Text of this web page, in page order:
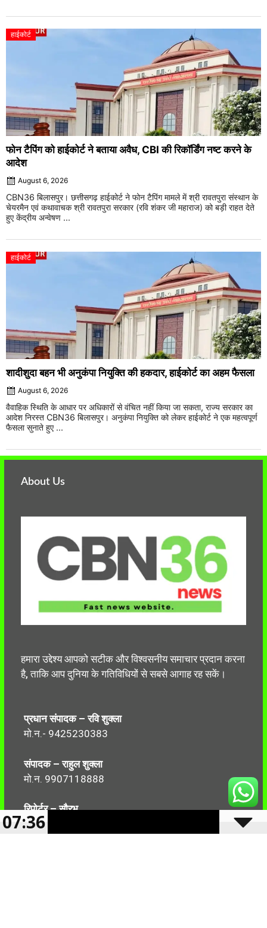
हाईकोर्ट
फोन टैपिंग को हाईकोर्ट ने बताया अवैध, CBI की रिकॉर्डिंग नष्ट करने के
आदेश
August 6, 2026
CBN36 बिलासपुर। छत्तीसगढ़ हाईकोर्ट ने फोन टैपिंग मामले में श्री रावतपुरा संस्थान के
चेयरमैन एवं कथावाचक श्री रावतपुरा सरकार (रवि शंकर जी महाराज) को बड़ी राहत देते
हुए केंद्रीय अन्वेषण ...
हाईकोर्ट
शादीशुदा बहन भी अनुकंपा नियुक्ति की हकदार, हाईकोर्ट का अहम फैसला
August 6, 2026
वैवाहिक स्थिति के आधार पर अधिकारों से वंचित नहीं किया जा सकता, राज्य सरकार का
आदेश निरस्त CBN36 बिलासपुर। अनुकंपा नियुक्ति को लेकर हाईकोर्ट ने एक महत्वपूर्ण
फैसला सुनाते हुए ...
About Us
हमारा उद्देश्य आपको सटीक और विश्वसनीय समाचार प्रदान करना
है, ताकि आप दुनिया के गतिविधियों से सबसे आगाह रह सकें।
प्रधान संपादक – रवि शुक्ला
मो.न.- 9425230383
संपादक – राहुल शुक्ला
मो.न. 9907118888
रिपोर्टर – सौरभ
मो.न.-7499999906
07:36